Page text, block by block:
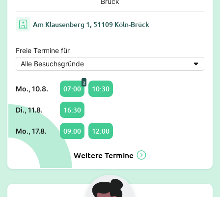
Am Klausenberg 1, 51109 Köln-Brück
Freie Termine für
Mo., 10.8. 07:00
2
10:30
Di., 11.8. 16:30
Mo., 17.8. 09:00 12:00
Weitere Termine